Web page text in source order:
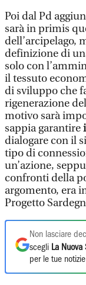
Poi dal Pd
sarà in primis
dell’arcipelago,
definizione di
solo con
il tessuto
di sviluppo che
rigenerazione
motivo sarà
sappia garantire
dialogare con il
tipo di
un’azione,
confronti della
argomento, era
Progetto
Non lasciare
scegli La Nuova
per le tue